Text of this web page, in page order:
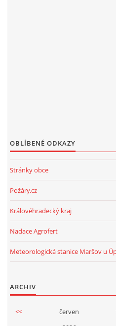
OBLÍBENÉ ODKAZY
Stránky obce
Požáry.cz
Královéhradecký kraj
Nadace Agrofert
Meteorologická stanice Maršov u
ARCHIV
<< červen